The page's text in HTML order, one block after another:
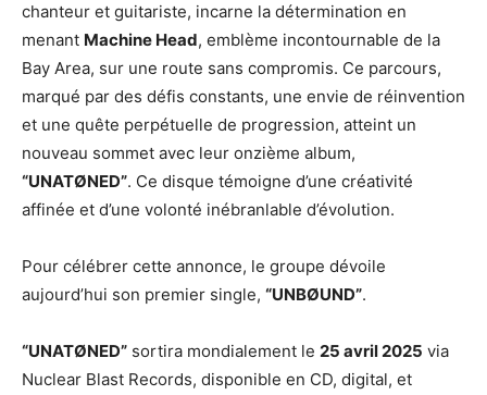
chanteur et guitariste, incarne la détermination en
menant Machine Head, emblème incontournable de la
Bay Area, sur une route sans compromis. Ce parcours,
marqué par des défis constants, une envie de réinvention
et une quête perpétuelle de progression, atteint un
nouveau sommet avec leur onzième album,
“UNATØNED”. Ce disque témoigne d’une créativité
affinée et d’une volonté inébranlable d’évolution.
Pour célébrer cette annonce, le groupe dévoile
aujourd’hui son premier single, “UNBØUND”.
“UNATØNED” sortira mondialement le 25 avril 2025 via
Nuclear Blast Records, disponible en CD, digital, et